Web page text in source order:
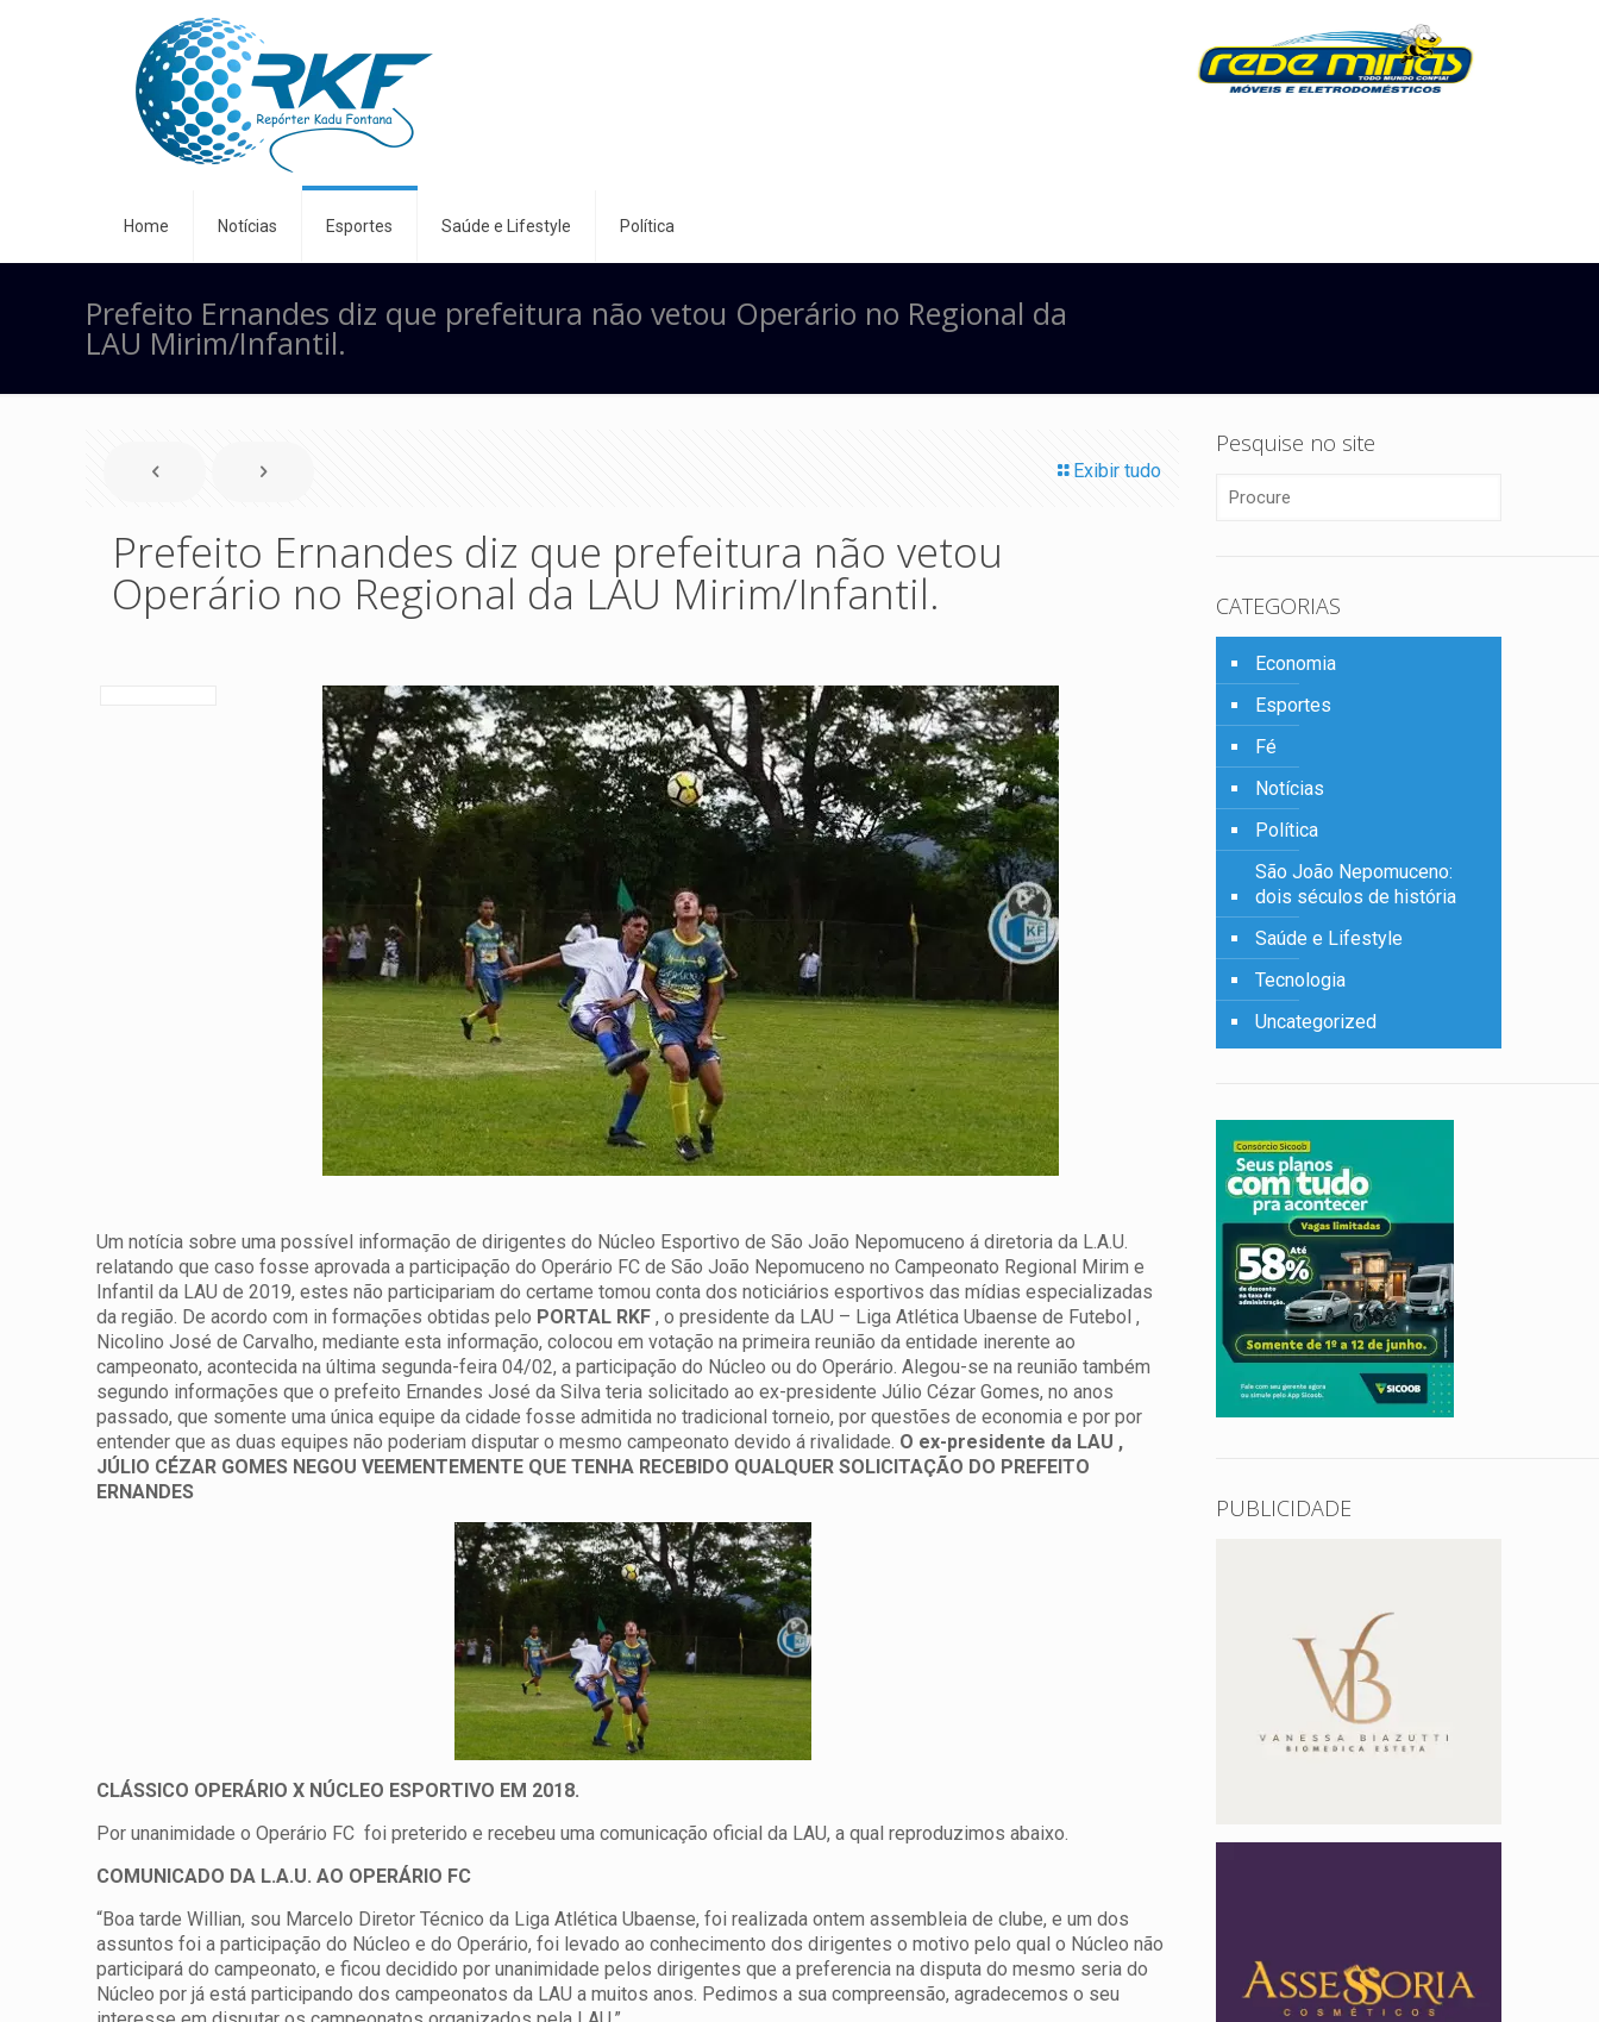
Home Notícias Esportes Saúde e Lifestyle Política
Prefeito Ernandes diz que prefeitura não vetou Operário no Regional da
LAU Mirim/Infantil.
Exibir tudo
Prefeito Ernandes diz que prefeitura não vetou
Operário no Regional da LAU Mirim/Infantil.
Um notícia sobre uma possível informação de dirigentes do Núcleo Esportivo de São João Nepomuceno á diretoria da L.A.U.
relatando que caso fosse aprovada a participação do Operário FC de São João Nepomuceno no Campeonato Regional Mirim e
Infantil da LAU de 2019, estes não participariam do certame tomou conta dos noticiários esportivos das mídias especializadas
da região. De acordo com in formações obtidas pelo PORTAL RKF , o presidente da LAU – Liga Atlética Ubaense de Futebol ,
Nicolino José de Carvalho, mediante esta informação, colocou em votação na primeira reunião da entidade inerente ao
campeonato, acontecida na última segunda-feira 04/02, a participação do Núcleo ou do Operário. Alegou-se na reunião também
segundo informações que o prefeito Ernandes José da Silva teria solicitado ao ex-presidente Júlio Cézar Gomes, no anos
passado, que somente uma única equipe da cidade fosse admitida no tradicional torneio, por questões de economia e por por
entender que as duas equipes não poderiam disputar o mesmo campeonato devido á rivalidade. O ex-presidente da LAU ,
JÚLIO CÉZAR GOMES NEGOU VEEMENTEMENTE QUE TENHA RECEBIDO QUALQUER SOLICITAÇÃO DO PREFEITO
ERNANDES
CLÁSSICO OPERÁRIO X NÚCLEO ESPORTIVO EM 2018.
Por unanimidade o Operário FC foi preterido e recebeu uma comunicação oficial da LAU, a qual reproduzimos abaixo.
COMUNICADO DA L.A.U. AO OPERÁRIO FC
“Boa tarde Willian, sou Marcelo Diretor Técnico da Liga Atlética Ubaense, foi realizada ontem assembleia de clube, e um dos
assuntos foi a participação do Núcleo e do Operário, foi levado ao conhecimento dos dirigentes o motivo pelo qual o Núcleo não
participará do campeonato, e ficou decidido por unanimidade pelos dirigentes que a preferencia na disputa do mesmo seria do
Núcleo por já está participando dos campeonatos da LAU a muitos anos. Pedimos a sua compreensão, agradecemos o seu
Pesquise no site
CATEGORIAS
Economia
Esportes
Fé
Notícias
Política
São João Nepomuceno:
dois séculos de história
Saúde e Lifestyle
Tecnologia
Uncategorized
PUBLICIDADE